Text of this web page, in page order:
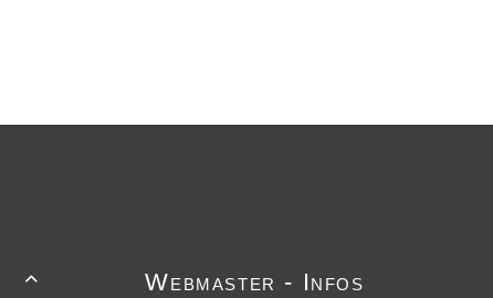
 Webmaster - Infos